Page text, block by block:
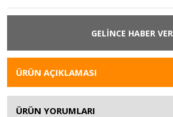
GELİNCE HABER VER
ÜRÜN AÇIKLAMASI
ÜRÜN YORUMLARI